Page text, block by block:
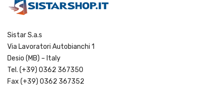
Sistar S.a.s
Via Lavoratori Autobianchi 1
Desio (MB) – Italy
Tel. (+39) 0362 367350
Fax (+39) 0362 367352